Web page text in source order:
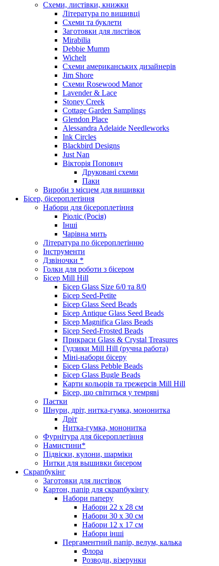
Схеми, листівки, книжки
Література по вишивці
Схеми та буклети
Заготовки для листівок
Mirabilia
Debbie Mumm
Wichelt
Схеми американських дизайнерів
Jim Shore
Cхеми Rosewood Manor
Lavender & Lace
Stoney Creek
Cottage Garden Samplings
Glendon Place
Alessandra Adelaide Needleworks
Ink Circles
Blackbird Designs
Just Nan
Вікторія Попович
Друковані схеми
Паки
Вироби з місцем для вишивки
Бісер, бісероплетіння
Набори для бісероплетіння
Ріоліс (Росія)
Інші
Чарівна мить
Література по бісероплетінню
Інструменти
Дзвіночки *
Голки для роботи з бісером
Бісер Mill Hill
Бісер Glass Size 6/0 та 8/0
Бісер Seed-Petite
Бісер Glass Seed Beads
Бісер Antique Glass Seed Beads
Бісер Magnifica Glass Beads
Бісер Seed-Frosted Beads
Прикраси Glass & Crystal Treasures
Гудзики Mill Hill (ручна работа)
Міні-набори бісеру
Бісер Glass Pebble Beads
Бісер Glass Bugle Beads
Карти кольорів та трежерсів Mill Hill
Бісер, що світиться у темряві
Паєтки
Шнури, дріт, нитка-гумка, мононитка
Дріт
Нитка-гумка, мононитка
Фурнітура для бісероплетіння
Намистини*
Підвіски, кулони, шарміки
Нитки для вышивки бисером
Скрапбукінг
Заготовки для листівок
Картон, папір для скрапбукінгу
Набори паперу
Набори 22 х 28 см
Набори 30 х 30 см
Набори 12 х 17 см
Набори інші
Пергаментний папір, велум, калька
Флора
Розводи, візерунки